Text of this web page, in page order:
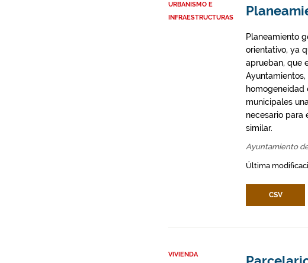
URBANISMO E
INFRAESTRUCTURAS
Planeamiento
orientativo, ya
aprueban, que
homogeneidad
municipales
necesario para
similar.
Ayuntamiento
Última
CSV
VIVIENDA